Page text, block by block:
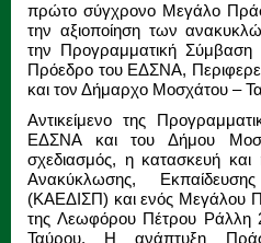
πρώτο σύγχρονο Μεγάλο
την αξιοποίηση των
την Προγραμματική
Πρόεδρο του ΕΔΣΝΑ,
και τον Δήμαρχο Μοσχάτου –
Αντικείμενο της
ΕΔΣΝΑ και του Δήμου
σχεδιασμός, η κατασκευή και
Ανακύκλωσης,
(ΚΑΕΔΙΣΠ) και ενός Μεγάλου
της Λεωφόρου Πέτρου Ράλλη
Ταύρου. Η ανάπτυξη